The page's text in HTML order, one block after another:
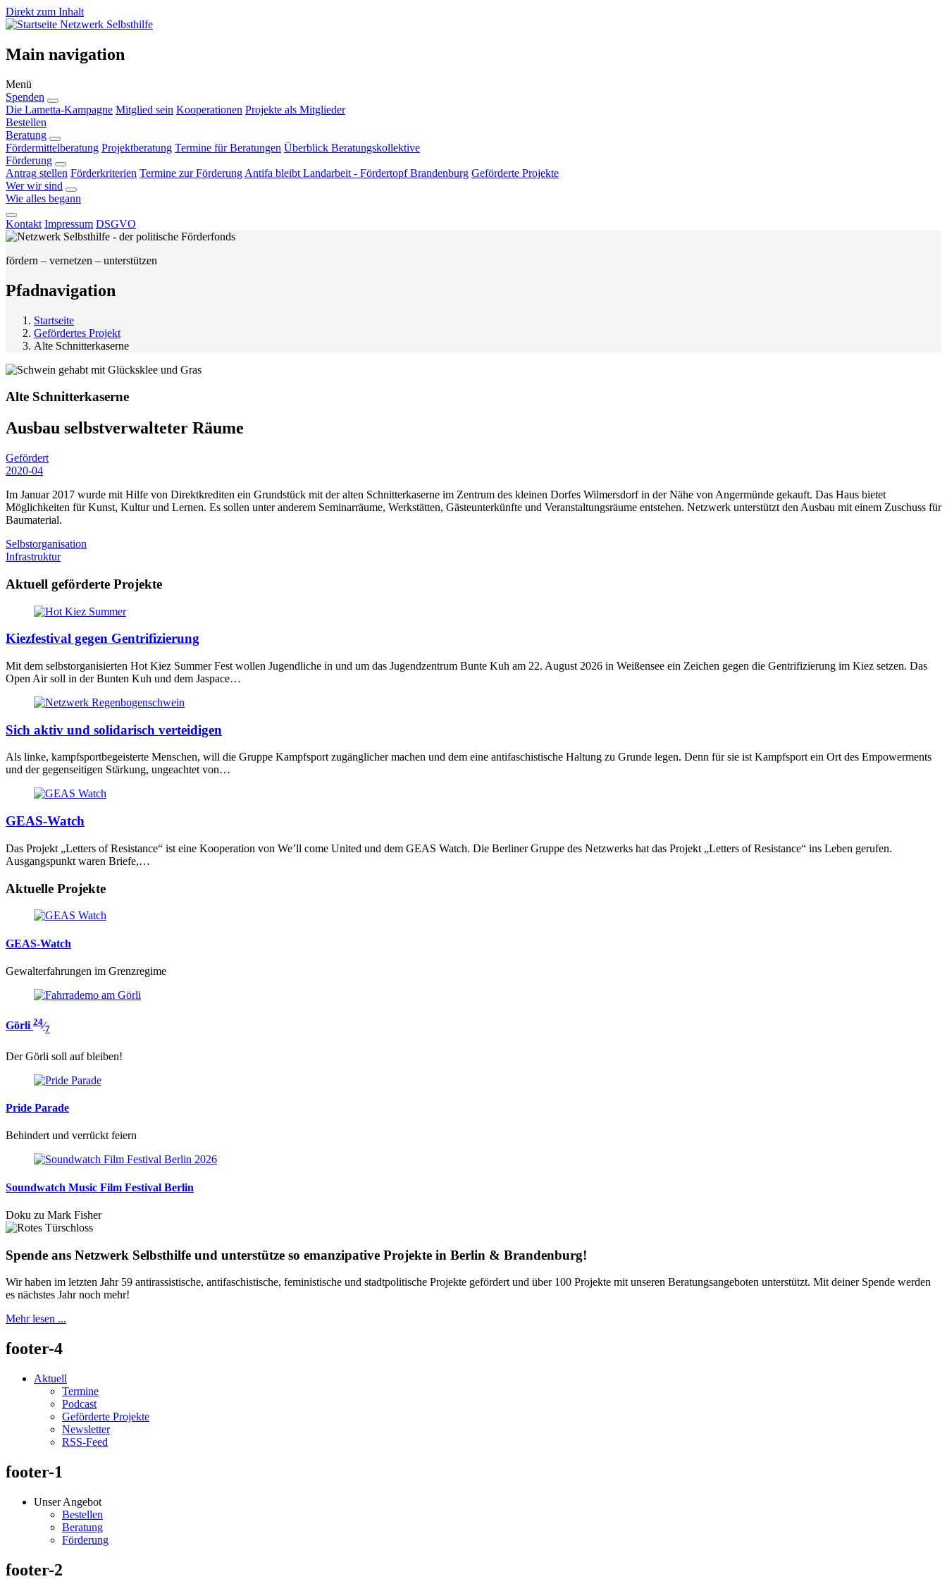
Direkt zum Inhalt
Netzwerk Selbsthilfe
Main navigation
Menü
Spenden
Die Lametta-Kampagne Mitglied sein Kooperationen Projekte als Mitglieder
Bestellen
Beratung
Fördermittelberatung Projektberatung Termine für Beratungen Überblick Beratungskollektive
Förderung
Antrag stellen Förderkriterien Termine zur Förderung Antifa bleibt Landarbeit - Fördertopf Brandenburg Geförderte Projekte
Wer wir sind
Wie alles begann
Kontakt Impressum DSGVO
fördern – vernetzen – unterstützen
Pfadnavigation
Startseite
Gefördertes Projekt
Alte Schnitterkaserne
Alte Schnitterkaserne
Ausbau selbstverwalteter Räume
Gefördert
2020-04
Im Januar 2017 wurde mit Hilfe von Direktkrediten ein Grundstück mit der alten Schnitterkaserne im Zentrum des kleinen Dorfes Wilmersdorf in der Nähe von Angermünde gekauft. Das Haus bietet
Möglichkeiten für Kunst, Kultur und Lernen. Es sollen unter anderem Seminarräume, Werkstätten, Gästeunterkünfte und Veranstaltungsräume entstehen. Netzwerk unterstützt den Ausbau mit einem Zuschuss für
Baumaterial.
Selbstorganisation
Infrastruktur
Aktuell geförderte Projekte
Kiezfestival gegen Gentrifizierung
Mit dem selbstorganisierten Hot Kiez Summer Fest wollen Jugendliche in und um das Jugendzentrum Bunte Kuh am 22. August 2026 in Weißensee ein Zeichen gegen die Gentrifizierung im Kiez setzen. Das
Open Air soll in der Bunten Kuh und dem Jaspace…
Sich aktiv und solidarisch verteidigen
Als linke, kampfsportbegeisterte Menschen, will die Gruppe Kampfsport zugänglicher machen und dem eine antifaschistische Haltung zu Grunde legen. Denn für sie ist Kampfsport ein Ort des Empowerments
und der gegenseitigen Stärkung, ungeachtet von…
GEAS-Watch
Das Projekt „Letters of Resistance“ ist eine Kooperation von We’ll come United und dem GEAS Watch. Die Berliner Gruppe des Netzwerks hat das Projekt „Letters of Resistance“ ins Leben gerufen.
Ausgangspunkt waren Briefe,…
Aktuelle Projekte
GEAS-Watch
Gewalterfahrungen im Grenzregime
Görli 24⁄7
Der Görli soll auf bleiben!
Pride Parade
Behindert und verrückt feiern
Soundwatch Music Film Festival Berlin
Doku zu Mark Fisher
Spende ans Netzwerk Selbsthilfe und unterstütze so emanzipative Projekte in Berlin & Brandenburg!
Wir haben im letzten Jahr 59 antirassistische, antifaschistische, feministische und stadtpolitische Projekte gefördert und über 100 Projekte mit unseren Beratungsangeboten unterstützt. Mit deiner Spende werden
es nächstes Jahr noch mehr!
Mehr lesen ...
footer-4
Aktuell
Termine
Podcast
Geförderte Projekte
Newsletter
RSS-Feed
footer-1
Unser Angebot
Bestellen
Beratung
Förderung
footer-2